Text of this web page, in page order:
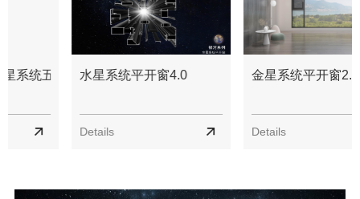
推拉窗
水星系统平开窗4.0
Details
金星系统平开窗2.0
Details